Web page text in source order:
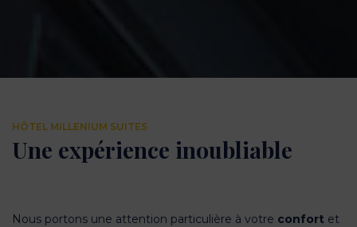
HÔTEL MILLENIUM SUITES
Une expérience inoubliable
Nous portons une attention particulière à votre confort et